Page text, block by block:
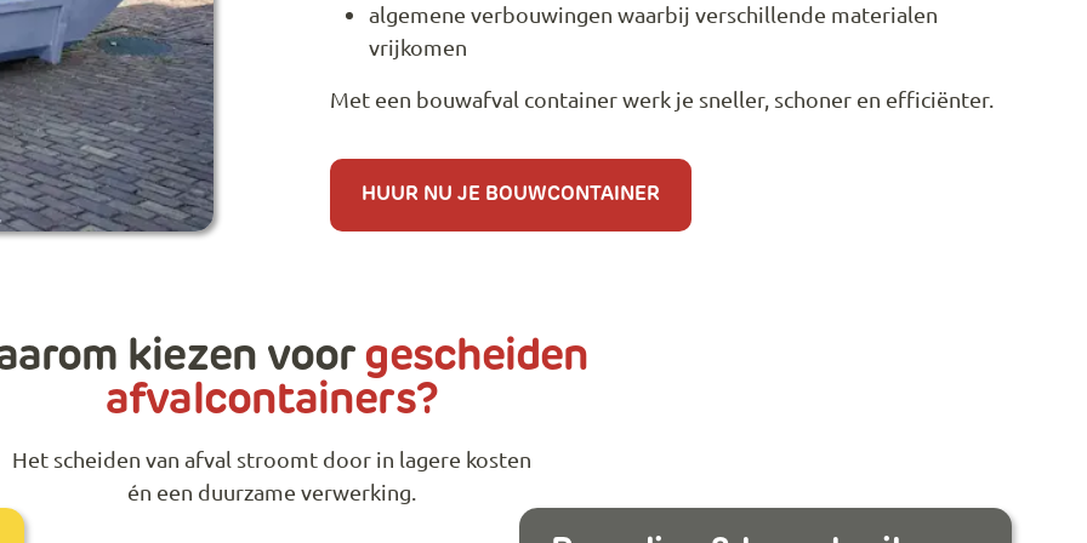
algemene verbouwingen waarbij verschillende materialen
vrijkomen
Met een bouwafval container werk je sneller, schoner en efficiënter.
HUUR NU JE BOUWCONTAINER
kiezen voor gescheiden
afvalcontainers?
Het scheiden van afval stroomt door in lagere kosten
én een duurzame verwerking.